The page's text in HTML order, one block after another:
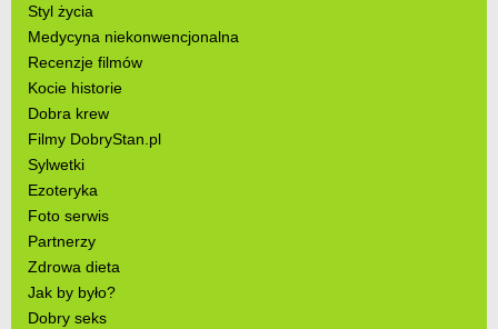
Styl życia
Medycyna niekonwencjonalna
Recenzje filmów
Kocie historie
Dobra krew
Filmy DobryStan.pl
Sylwetki
Ezoteryka
Foto serwis
Partnerzy
Zdrowa dieta
Jak by było?
Dobry seks